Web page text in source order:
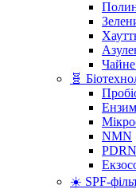
🧬
NMN
☀️ SPF-